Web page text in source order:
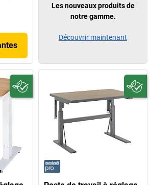
Les nouveaux produits de
notre gamme.
Découvrir maintenant